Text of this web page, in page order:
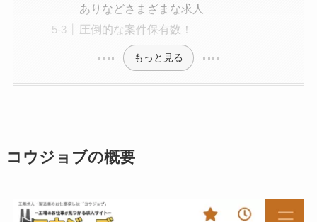
ありなどさまざまな求人
圧倒的な案件保有数！
もっと見る
コウジョブの概要